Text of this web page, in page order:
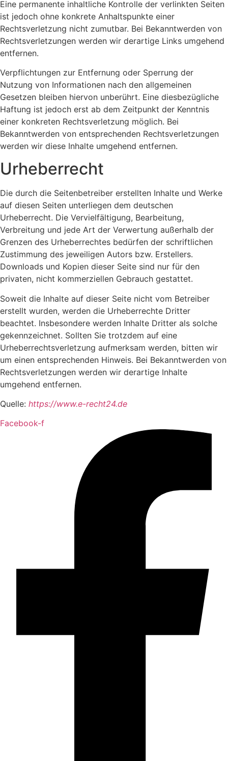
Eine permanente inhaltliche Kontrolle der verlinkten Seiten
ist jedoch ohne konkrete Anhaltspunkte einer
Rechtsverletzung nicht zumutbar. Bei Bekanntwerden von
Rechtsverletzungen werden wir derartige Links umgehend
entfernen.
Verpflichtungen zur Entfernung oder Sperrung der
Nutzung von Informationen nach den allgemeinen
Gesetzen bleiben hiervon unberührt. Eine diesbezügliche
Haftung ist jedoch erst ab dem Zeitpunkt der Kenntnis
einer konkreten Rechtsverletzung möglich. Bei
Bekanntwerden von entsprechenden Rechtsverletzungen
werden wir diese Inhalte umgehend entfernen.
Urheberrecht
Die durch die Seitenbetreiber erstellten Inhalte und Werke
auf diesen Seiten unterliegen dem deutschen
Urheberrecht. Die Vervielfältigung, Bearbeitung,
Verbreitung und jede Art der Verwertung außerhalb der
Grenzen des Urheberrechtes bedürfen der schriftlichen
Zustimmung des jeweiligen Autors bzw. Erstellers.
Downloads und Kopien dieser Seite sind nur für den
privaten, nicht kommerziellen Gebrauch gestattet.
Soweit die Inhalte auf dieser Seite nicht vom Betreiber
erstellt wurden, werden die Urheberrechte Dritter
beachtet. Insbesondere werden Inhalte Dritter als solche
gekennzeichnet. Sollten Sie trotzdem auf eine
Urheberrechtsverletzung aufmerksam werden, bitten wir
um einen entsprechenden Hinweis. Bei Bekanntwerden von
Rechtsverletzungen werden wir derartige Inhalte
umgehend entfernen.
Quelle: https://www.e-recht24.de
Facebook-f